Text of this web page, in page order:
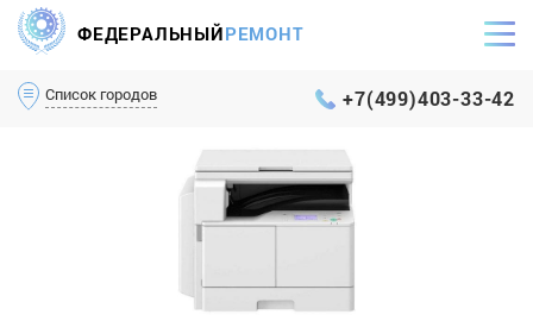
ФЕДЕРАЛЬНЫЙРЕМОНТ
Список городов +7(499)403-33-42